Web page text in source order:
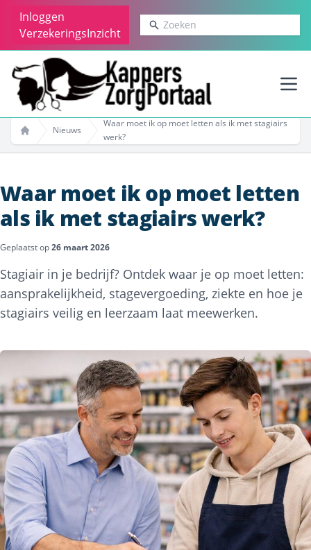
Inloggen
VerzekeringsInzicht
Zoeken
Home
Nieuws
Waar moet ik op moet letten als ik met stagiairs
werk?
Waar moet ik op moet letten
als ik met stagiairs werk?
Geplaatst op26 maart 2026
Stagiair in je bedrijf? Ontdek waar je op moet letten:
aansprakelijkheid, stagevergoeding, ziekte en hoe je
stagiairs veilig en leerzaam laat meewerken.